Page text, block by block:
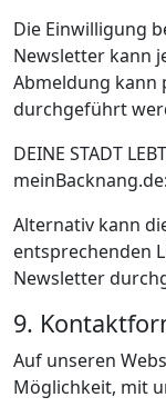
Die Einwilligung
Newsletter kann
Abmeldung kann
durchgeführt
DEINE STADT
meinBacknang.de:
Alternativ kann
entsprechenden
Newsletter
9.
Auf unseren
Möglichkeit, mit